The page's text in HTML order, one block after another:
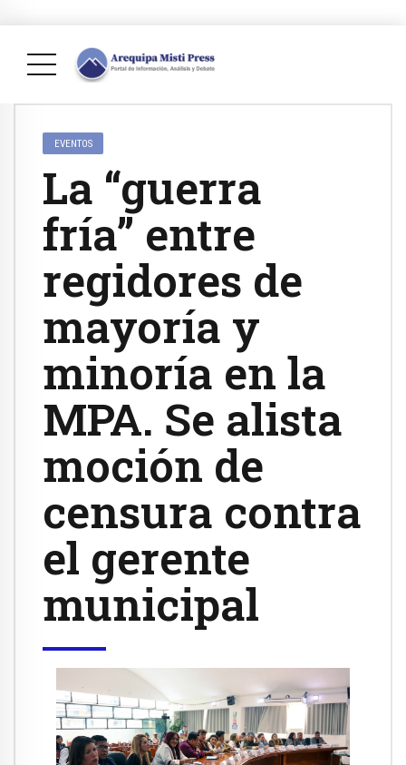
EVENTOS
La “guerra
fría” entre
regidores de
mayoría y
minoría en la
MPA. Se alista
moción de
censura contra
el gerente
municipal